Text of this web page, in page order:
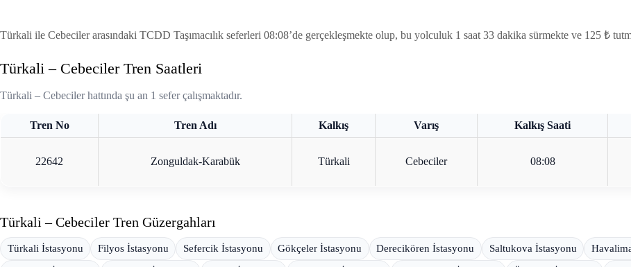
Türkali ile Cebeciler arasındaki TCDD Taşımacılık seferleri 08:08’de gerçekleşmekte olup, bu yolculuk 1 saat 33 dakika sürmekte ve 125 ₺
Türkali – Cebeciler Tren Saatleri
Türkali – Cebeciler hattında şu an 1 sefer çalışmaktadır.
Tren No Tren Adı Kalkış Varış Kalkış Saati
22642 Zonguldak-Karabük Türkali Cebeciler 08:08
Türkali – Cebeciler Tren Güzergahları
Türkali İstasyonu Filyos İstasyonu Sefercik İstasyonu Gökçeler İstasyonu Derecikören İstasyonu Saltukova İstasyonu